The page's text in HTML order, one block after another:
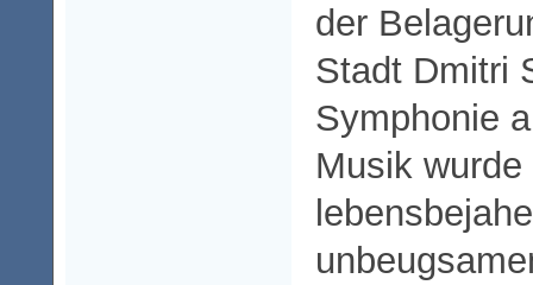
der
Stadt Dmitri
Symphonie
Musik